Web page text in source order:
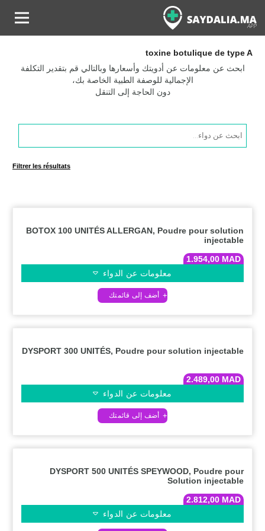
toxine botulique de type A
ابحث عن معلومات عن أدويتك وأسعارها وبالتالي قم بتقدير التكلفة
الإجمالية للوصفة الطبية الخاصة بك،
دون الحاجة إلى التنقل
Products
search
Filtrer les résultats
BOTOX 100 UNITÉS ALLERGAN, Poudre pour solution
injectable
1.954,00 MAD
معلومات عن الدواء
DYSPORT 300 UNITÉS, Poudre pour solution injectable
2.489,00 MAD
معلومات عن الدواء
DYSPORT 500 UNITÉS SPEYWOOD, Poudre pour
Solution injectable
2.812,00 MAD
معلومات عن الدواء